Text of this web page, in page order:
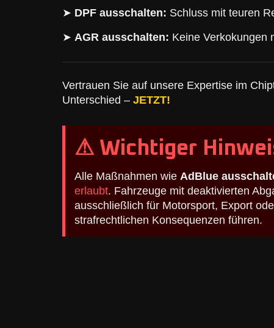
➤ DPF ausschalten: Schluss mit teuren
➤ AGR ausschalten: Keine Verkokungen
Vertrauen Sie auf unsere Expertise im
Unterschied – JETZT!
⚠ Wichtiger
Alle Maßnahmen wie AdBlue
erlaubt. Fahrzeuge mit deaktivierten
ausschließlich für Motorsport, Export
strafrechtlichen Konsequenzen führen.